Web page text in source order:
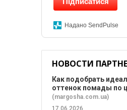
Надано SendPulse
НОВОСТИ
Как подобрать
оттенок помады по
(margosha.com.ua)
17.06.2026